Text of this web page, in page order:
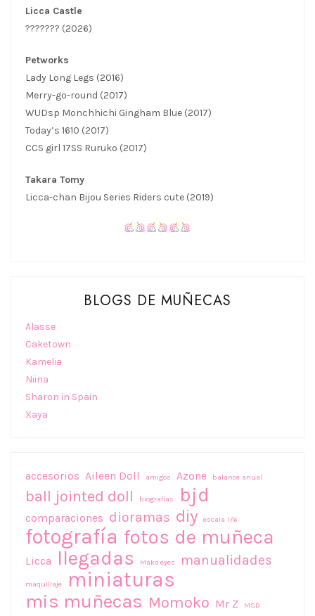
Licca Castle
??????? (2026)
Petworks
Lady Long Legs (2016)
Merry-go-round (2017)
WUDsp Monchhichi Gingham Blue (2017)
Today’s 1610 (2017)
CCS girl 17SS Ruruko (2017)
Takara Tomy
Licca-chan Bijou Series Riders cute (2019)
BLOGS DE MUÑECAS
Alasse
Caketown
Kamelia
Niina
Sharon in Spain
Xaya
accesorios Aileen Doll amigos Azone balance anual
ball jointed doll biografías bjd
comparaciones dioramas diy escala 1/6
fotografía fotos de muñeca
Licca llegadas Mako eyes manualidades
maquillaje miniaturas
mis muñecas Momoko Mr Z MSD